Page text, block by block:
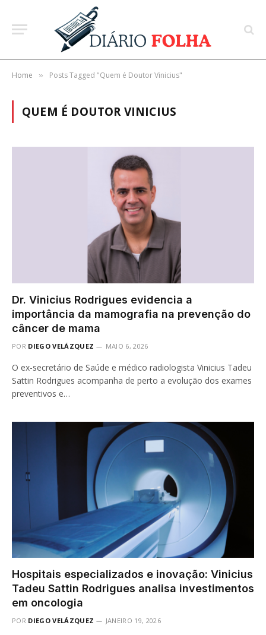
Home » Posts Tagged "Quem é Doutor Vinicius"
QUEM É DOUTOR VINICIUS
Dr. Vinicius Rodrigues evidencia a
importância da mamografia na prevenção do
câncer de mama
POR DIEGO VELÁZQUEZ MAIO 6, 2026
O ex-secretário de Saúde e médico radiologista Vinicius Tadeu
Sattin Rodrigues acompanha de perto a evolução dos exames
preventivos e…
Hospitais especializados e inovação: Vinicius
Tadeu Sattin Rodrigues analisa investimentos
em oncologia
POR DIEGO VELÁZQUEZ JANEIRO 19, 2026